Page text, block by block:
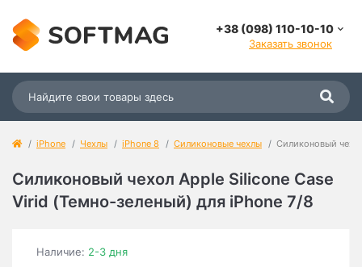
+38 (098) 110-10-10
Заказать звонок
iPhone Чехлы iPhone 8 Силиконовые чехлы Силиконовый
Силиконовый чехол Apple Silicone Case
Virid (Темно-зеленый) для iPhone 7/8
Наличие: 2-3 дня